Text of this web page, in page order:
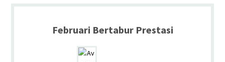
Februari Bertabur Prestasi